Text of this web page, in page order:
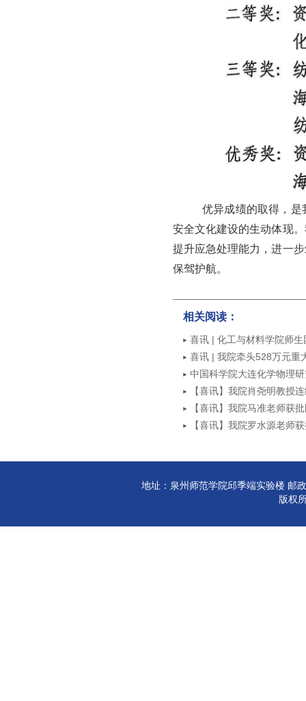
优异成绩的取得，是
安全文化建设的生动体现
提升应急处理能力，进一
保驾护航。
相关阅读：
喜讯 | 化工与材料学院师
大赛中喜获一等奖
喜讯 | 我院牵头528万元重
中国科学院大连化学物理
【喜讯】我院肖尧明教授
影响力榜单”
【喜讯】我院马准老师获
【喜讯】我院罗水源老师
地址：泉州师范学院邱季端实验楼 邮
版权